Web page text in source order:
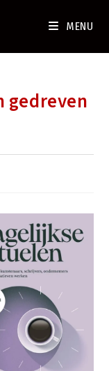
MENU
gedreven